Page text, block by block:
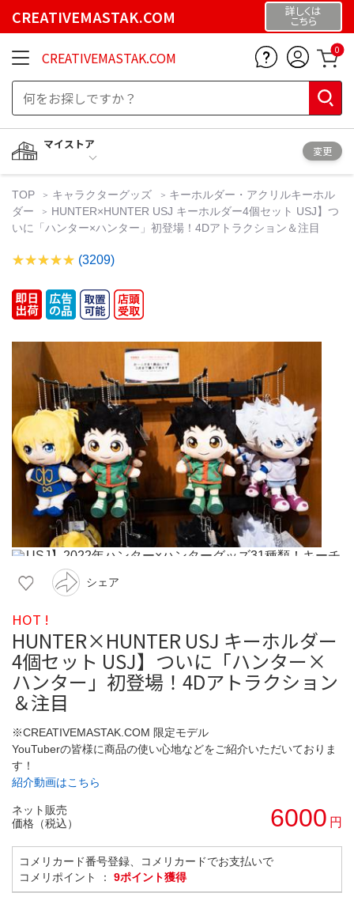
CREATIVEMASTAK.COM 詳しくは
こちら
CREATIVEMASTAK.COM 0
マイストア
変更
TOP キャラクターグッズ
キーホルダー・アクリルキーホル
ダー
HUNTER×HUNTER USJ キーホルダー4個セット USJ】つ
いに「ハンター×ハンター」初登場！4Dアトラクション＆注目
(3209)
シェア
HOT !
HUNTER×HUNTER USJ キーホルダー
4個セット USJ】ついに「ハンター×
ハンター」初登場！4Dアトラクション
＆注目
※CREATIVEMASTAK.COM 限定モデル
YouTuberの皆様に商品の使い心地などをご紹介いただいておりま
す！
紹介動画はこちら
ネット販売
価格（税込）
6000 円
コメリカード番号登録、コメリカードでお支払いで
コメリポイント ： 9ポイント獲得